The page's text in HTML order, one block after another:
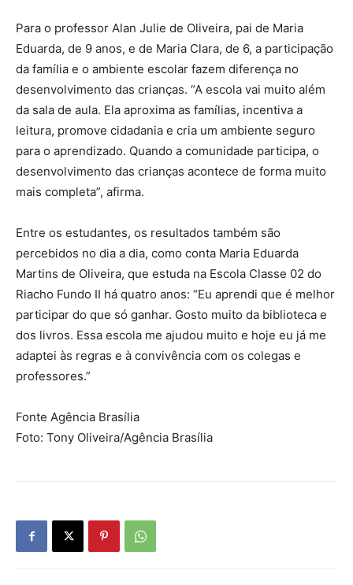
Para o professor Alan Julie de Oliveira, pai de Maria
Eduarda, de 9 anos, e de Maria Clara, de 6, a participação
da família e o ambiente escolar fazem diferença no
desenvolvimento das crianças. “A escola vai muito além
da sala de aula. Ela aproxima as famílias, incentiva a
leitura, promove cidadania e cria um ambiente seguro
para o aprendizado. Quando a comunidade participa, o
desenvolvimento das crianças acontece de forma muito
mais completa”, afirma.
Entre os estudantes, os resultados também são
percebidos no dia a dia, como conta Maria Eduarda
Martins de Oliveira, que estuda na Escola Classe 02 do
Riacho Fundo II há quatro anos: “Eu aprendi que é melhor
participar do que só ganhar. Gosto muito da biblioteca e
dos livros. Essa escola me ajudou muito e hoje eu já me
adaptei às regras e à convivência com os colegas e
professores.”
Fonte Agência Brasília
Foto: Tony Oliveira/Agência Brasília